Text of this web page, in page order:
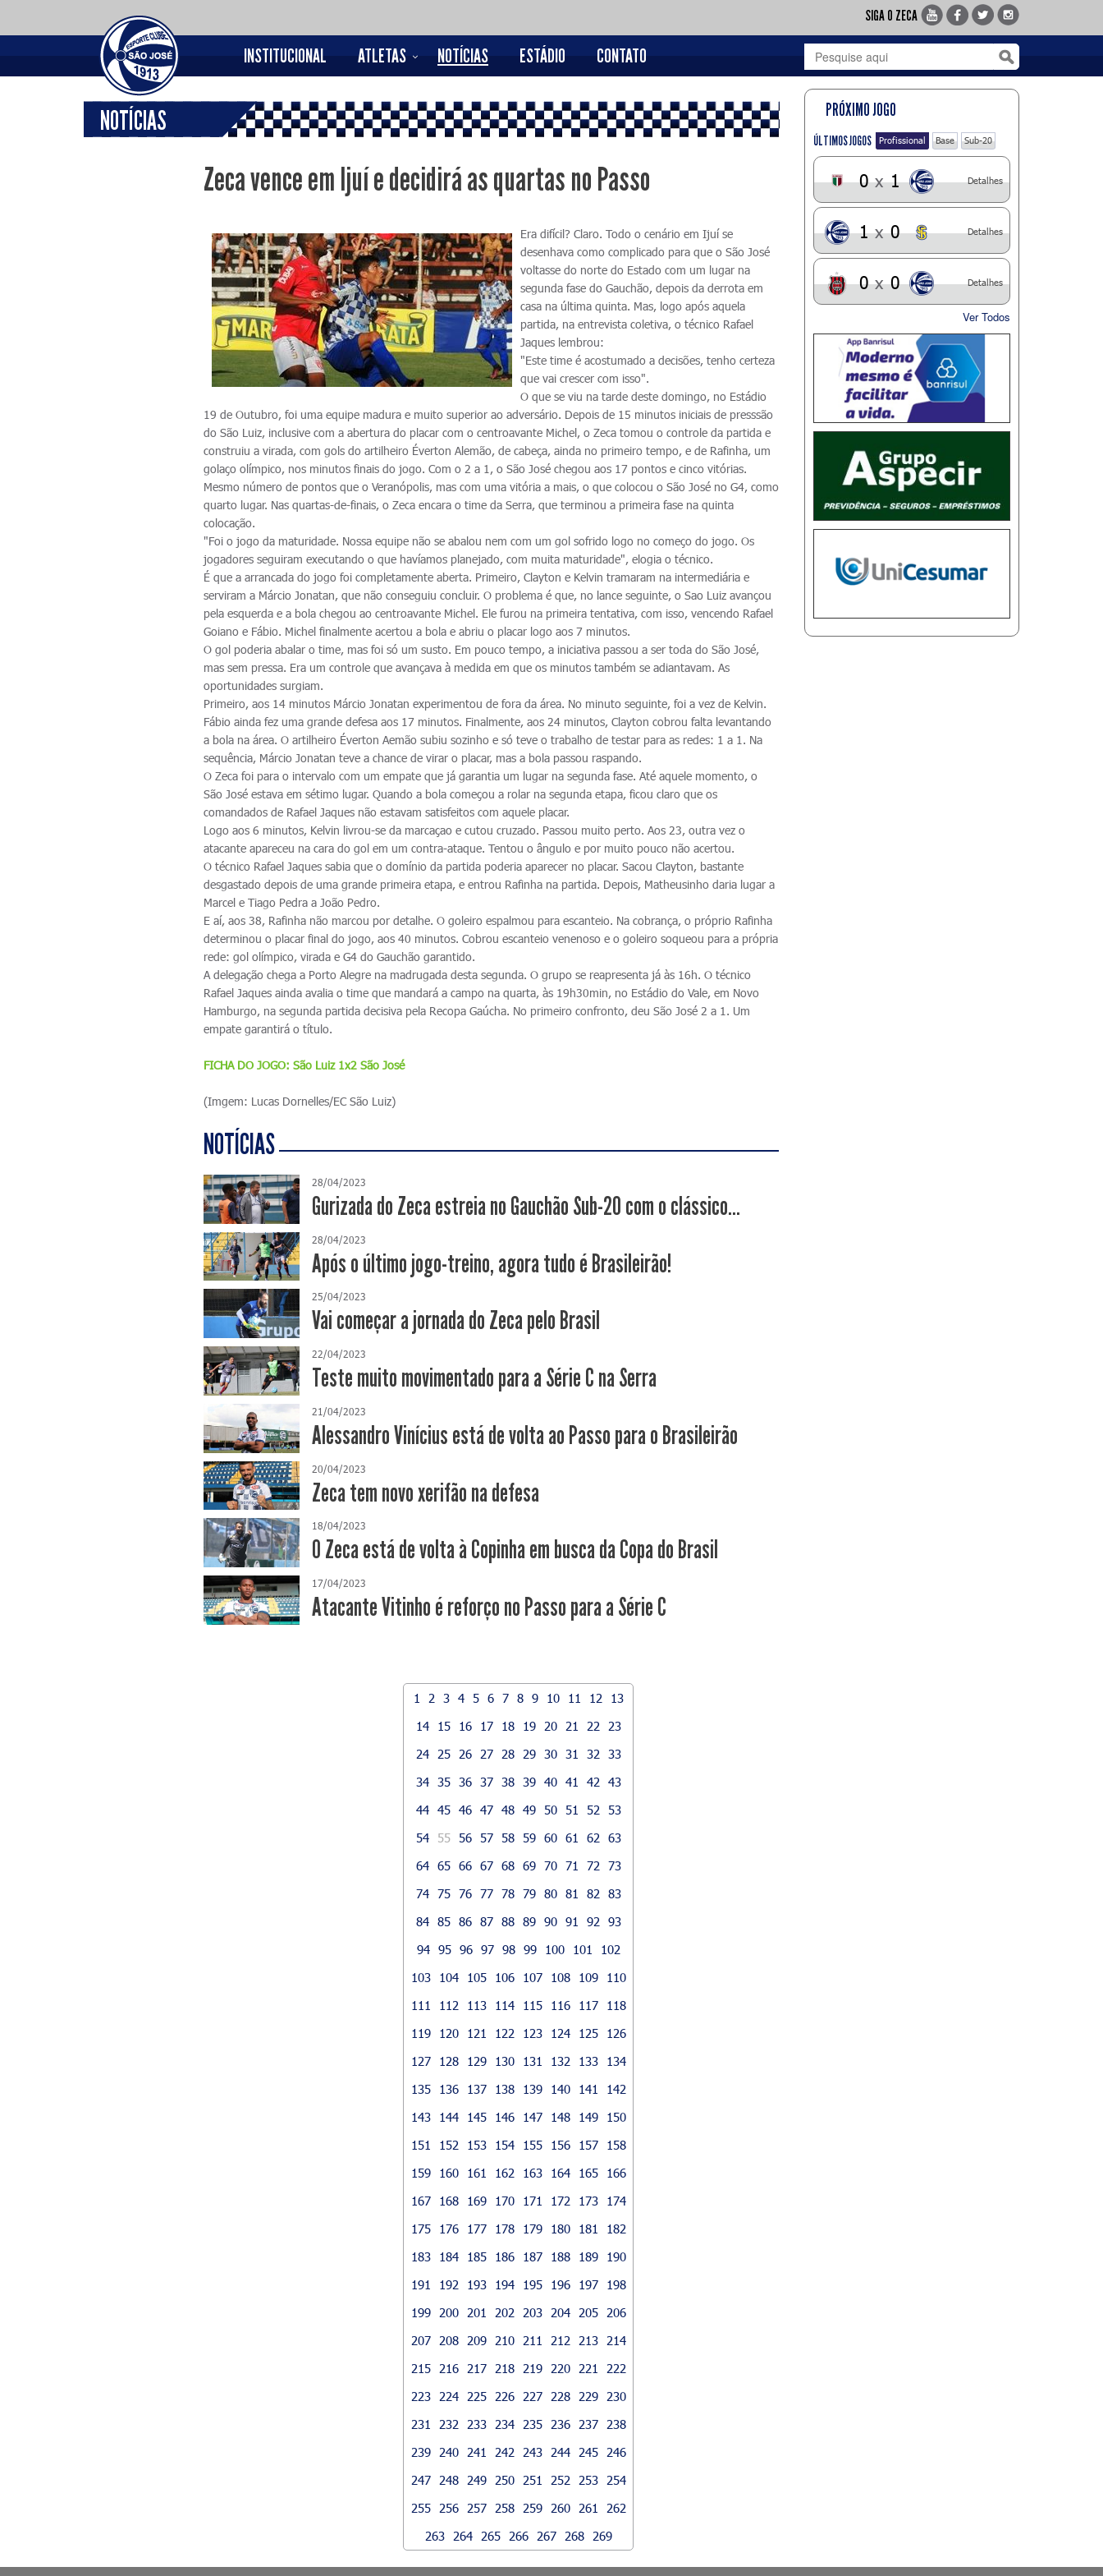
SIGA O ZECA
INSTITUCIONAL ATLETAS NOTÍCIAS ESTÁDIO CONTATO
NOTÍCIAS
Zeca vence em Ijuí e decidirá as quartas no Passo
Era difícil? Claro. Todo o cenário em Ijuí se
desenhava como complicado para que o São José
voltasse do norte do Estado com um lugar na
segunda fase do Gauchão, depois da derrota em
casa na última quinta. Mas, logo após aquela
partida, na entrevista coletiva, o técnico Rafael
Jaques lembrou:
"Este time é acostumado a decisões, tenho certeza
que vai crescer com isso".
O que se viu na tarde deste domingo, no Estádio
19 de Outubro, foi uma equipe madura e muito superior ao adversário. Depois de 15 minutos iniciais de presssão
do São Luiz, inclusive com a abertura do placar com o centroavante Michel, o Zeca tomou o controle da partida e
construiu a virada, com gols do artilheiro Éverton Alemão, de cabeça, ainda no primeiro tempo, e de Rafinha, um
golaço olímpico, nos minutos finais do jogo. Com o 2 a 1, o São José chegou aos 17 pontos e cinco vitórias.
Mesmo número de pontos que o Veranópolis, mas com uma vitória a mais, o que colocou o São José no G4, como
quarto lugar. Nas quartas-de-finais, o Zeca encara o time da Serra, que terminou a primeira fase na quinta
colocação.
"Foi o jogo da maturidade. Nossa equipe não se abalou nem com um gol sofrido logo no começo do jogo. Os
jogadores seguiram executando o que havíamos planejado, com muita maturidade", elogia o técnico.
É que a arrancada do jogo foi completamente aberta. Primeiro, Clayton e Kelvin tramaram na intermediária e
serviram a Márcio Jonatan, que não conseguiu concluir. O problema é que, no lance seguinte, o Sao Luiz avançou
pela esquerda e a bola chegou ao centroavante Michel. Ele furou na primeira tentativa, com isso, vencendo Rafael
Goiano e Fábio. Michel finalmente acertou a bola e abriu o placar logo aos 7 minutos.
O gol poderia abalar o time, mas foi só um susto. Em pouco tempo, a iniciativa passou a ser toda do São José,
mas sem pressa. Era um controle que avançava à medida em que os minutos também se adiantavam. As
oportunidades surgiam.
Primeiro, aos 14 minutos Márcio Jonatan experimentou de fora da área. No minuto seguinte, foi a vez de Kelvin.
Fábio ainda fez uma grande defesa aos 17 minutos. Finalmente, aos 24 minutos, Clayton cobrou falta levantando
a bola na área. O artilheiro Éverton Aemão subiu sozinho e só teve o trabalho de testar para as redes: 1 a 1. Na
sequência, Márcio Jonatan teve a chance de virar o placar, mas a bola passou raspando.
O Zeca foi para o intervalo com um empate que já garantia um lugar na segunda fase. Até aquele momento, o
São José estava em sétimo lugar. Quando a bola começou a rolar na segunda etapa, ficou claro que os
comandados de Rafael Jaques não estavam satisfeitos com aquele placar.
Logo aos 6 minutos, Kelvin livrou-se da marcaçao e cutou cruzado. Passou muito perto. Aos 23, outra vez o
atacante apareceu na cara do gol em um contra-ataque. Tentou o ângulo e por muito pouco não acertou.
O técnico Rafael Jaques sabia que o domínio da partida poderia aparecer no placar. Sacou Clayton, bastante
desgastado depois de uma grande primeira etapa, e entrou Rafinha na partida. Depois, Matheusinho daria lugar a
Marcel e Tiago Pedra a João Pedro.
E aí, aos 38, Rafinha não marcou por detalhe. O goleiro espalmou para escanteio. Na cobrança, o próprio Rafinha
determinou o placar final do jogo, aos 40 minutos. Cobrou escanteio venenoso e o goleiro soqueou para a própria
rede: gol olímpico, virada e G4 do Gauchão garantido.
A delegação chega a Porto Alegre na madrugada desta segunda. O grupo se reapresenta já às 16h. O técnico
Rafael Jaques ainda avalia o time que mandará a campo na quarta, às 19h30min, no Estádio do Vale, em Novo
Hamburgo, na segunda partida decisiva pela Recopa Gaúcha. No primeiro confronto, deu São José 2 a 1. Um
empate garantirá o título.
FICHA DO JOGO: São Luiz 1x2 São José
(Imgem: Lucas Dornelles/EC São Luiz)
NOTÍCIAS
28/04/2023
Gurizada do Zeca estreia no Gauchão Sub-20 com o clássico...
28/04/2023
Após o último jogo-treino, agora tudo é Brasileirão!
25/04/2023
Vai começar a jornada do Zeca pelo Brasil
22/04/2023
Teste muito movimentado para a Série C na Serra
21/04/2023
Alessandro Vinícius está de volta ao Passo para o Brasileirão
20/04/2023
Zeca tem novo xerifão na defesa
18/04/2023
O Zeca está de volta à Copinha em busca da Copa do Brasil
17/04/2023
Atacante Vitinho é reforço no Passo para a Série C
1 2 3 4 5 6 7 8 9 10 11 12
13
14
15 16 17 18 19 20 21 22
23
24
25 26 27 28 29 30 31 32
33
34 35 36 37 38 39 40 41 42
43
44 45 46 47 48 49 50 51 52
53
54
55 56 57 58 59 60 61 62
63
64 65 66 67 68 69 70 71 72
73
74 75 76 77 78 79 80 81 82
83
84 85 86 87 88 89 90 91 92
93
94 95 96 97 98 99 100 101
102
103
104 105 106 107 108 109
110
111
112 113 114 115 116 117
118
119
120 121 122 123 124 125
126
127
128 129 130 131 132 133
134
135
136 137 138 139 140 141
142
143
144 145 146 147 148 149
150
151
152 153 154 155 156 157
158
159
160 161 162 163 164 165
166
167
168 169 170 171 172 173
174
175
176 177 178 179 180 181
182
183
184 185 186 187 188 189
190
191
192 193 194 195 196 197
198
199
200 201 202 203 204 205
206
207
208 209 210 211 212 213
214
215
216 217 218 219 220 221
222
223
224 225 226 227 228 229
230
231
232 233 234 235 236 237
238
239
240 241 242 243 244 245
246
247
248 249 250 251 252 253
254
255
256 257 258 259 260 261
262
263
264 265 266 267 268 269
PRÓXIMO JOGO
ÚLTIMOS JOGOS Profissional Base Sub-20
0 x 1 Detalhes
1 x 0 Detalhes
0 x 0 Detalhes
Ver Todos